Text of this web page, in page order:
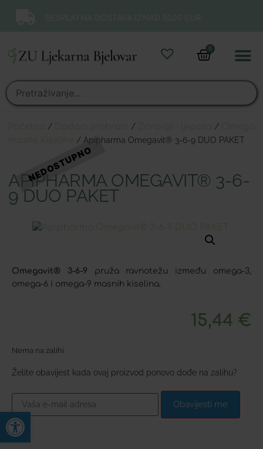
Open toolbar
0
/ / /
/ Apipharma Omegavit® 3-6-9 DUO PAKET
APIPHARMA OMEGAVIT® 3-6-
9 DUO PAKET
Omegavit® 3-6-9 pruža ravnotežu između omega-3,
omega-6 i omega-9 masnih kiselina.
15,44 €
Nema na zalihi
Želite obavijest kada ovaj proizvod ponovo dođe na zalihu?
Obavijesti me